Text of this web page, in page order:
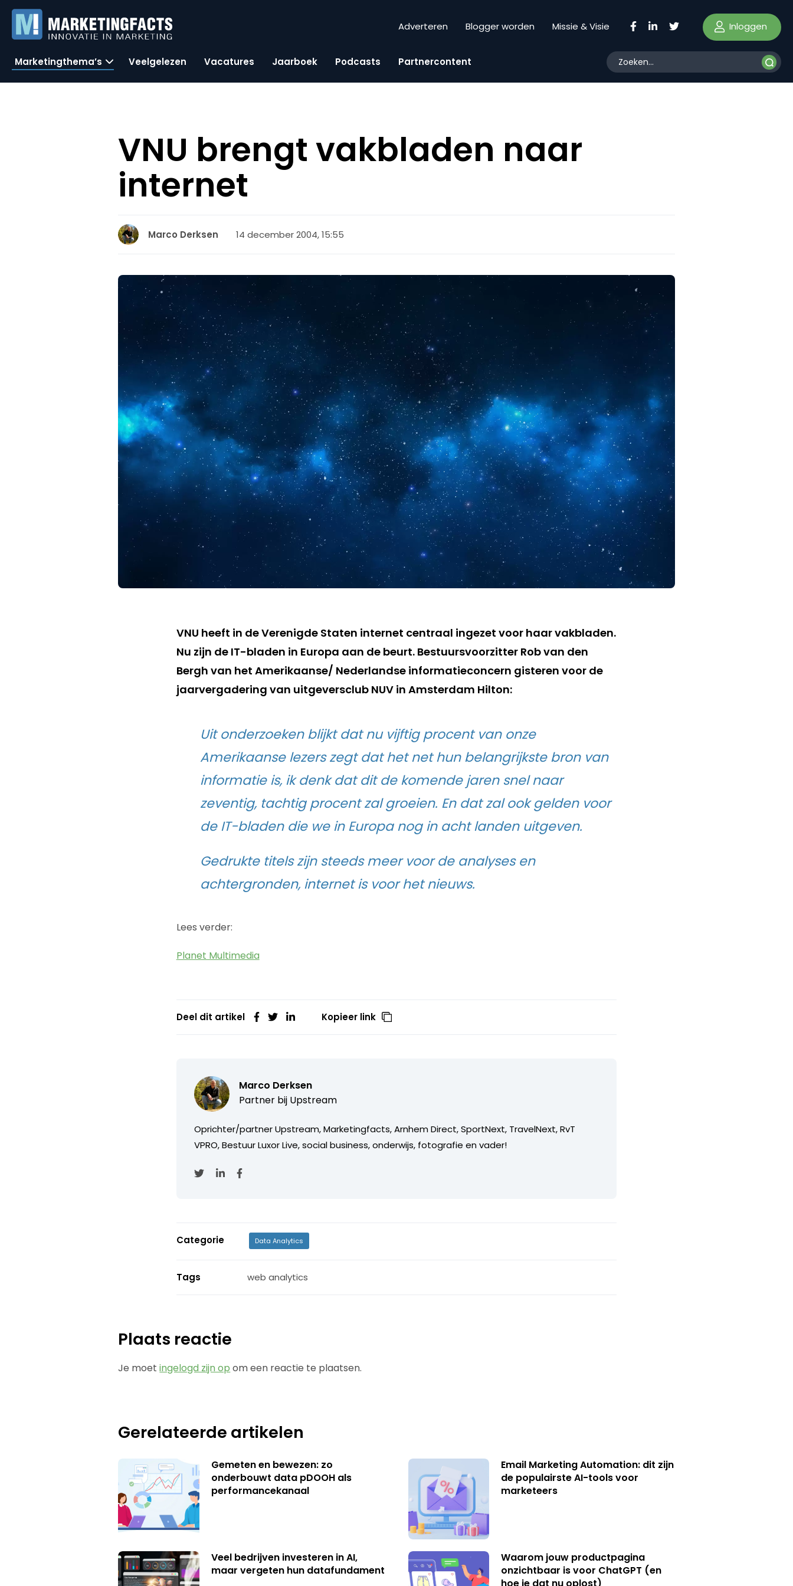
Adverteren Blogger worden Missie & Visie Inloggen
Marketingthema’s Veelgelezen Vacatures Jaarboek Podcasts Partnercontent
VNU brengt vakbladen naar
internet
Marco Derksen 14 december 2004, 15:55
VNU heeft in de Verenigde Staten internet centraal ingezet voor haar vakbladen.
Nu zijn de IT-bladen in Europa aan de beurt. Bestuursvoorzitter Rob van den
Bergh van het Amerikaanse/ Nederlandse informatieconcern gisteren voor de
jaarvergadering van uitgeversclub NUV in Amsterdam Hilton:
Uit onderzoeken blijkt dat nu vijftig procent van onze
Amerikaanse lezers zegt dat het net hun belangrijkste bron van
informatie is, ik denk dat dit de komende jaren snel naar
zeventig, tachtig procent zal groeien. En dat zal ook gelden voor
de IT-bladen die we in Europa nog in acht landen uitgeven.
Gedrukte titels zijn steeds meer voor de analyses en
achtergronden, internet is voor het nieuws.
Lees verder:
Planet Multimedia
Deel dit artikel Kopieer link
Marco Derksen
Partner bij Upstream
Oprichter/partner Upstream, Marketingfacts, Arnhem Direct, SportNext, TravelNext, RvT
VPRO, Bestuur Luxor Live, social business, onderwijs, fotografie en vader!
Categorie Data Analytics
Tags web analytics
Plaats reactie
Je moetingelogd zijn op om een reactie te plaatsen.
Gerelateerde artikelen
Gemeten en bewezen: zo
onderbouwt data pDOOH als
performancekanaal
Email Marketing Automation: dit zijn
de populairste AI-tools voor
marketeers
Veel bedrijven investeren in AI,
maar vergeten hun datafundament
Waarom jouw productpagina
onzichtbaar is voor ChatGPT (en